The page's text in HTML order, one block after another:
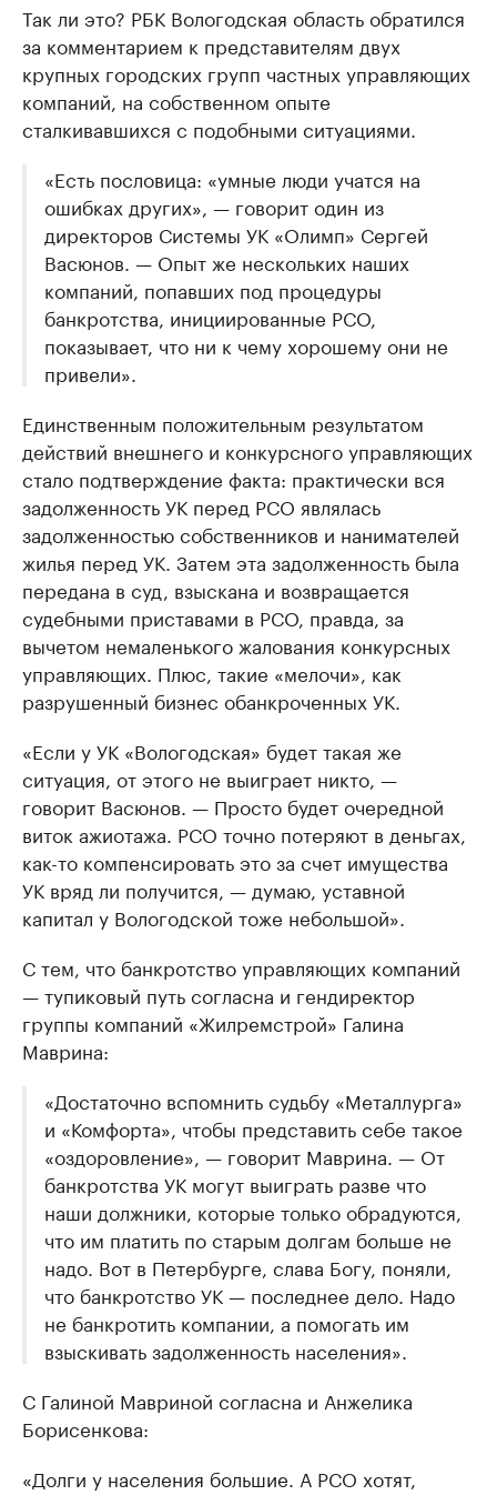
Так ли это? РБК Вологодская область обратился
за комментарием к представителям двух
крупных городских групп частных управляющих
компаний, на собственном опыте
сталкивавшихся с подобными ситуациями.
«Есть пословица: «умные люди учатся на
ошибках других», — говорит один из
директоров Системы УК «Олимп» Сергей
Васюнов. — Опыт же нескольких наших
компаний, попавших под процедуры
банкротства, инициированные РСО,
показывает, что ни к чему хорошему они не
привели».
Единственным положительным результатом
действий внешнего и конкурсного управляющих
стало подтверждение факта: практически вся
задолженность УК перед РСО являлась
задолженностью собственников и нанимателей
жилья перед УК. Затем эта задолженность была
передана в суд, взыскана и возвращается
судебными приставами в РСО, правда, за
вычетом немаленького жалования конкурсных
управляющих. Плюс, такие «мелочи», как
разрушенный бизнес обанкроченных УК.
«Если у УК «Вологодская» будет такая же
ситуация, от этого не выиграет никто, —
говорит Васюнов. — Просто будет очередной
виток ажиотажа. РСО точно потеряют в деньгах,
как-то компенсировать это за счет имущества
УК вряд ли получится, — думаю, уставной
капитал у Вологодской тоже небольшой».
С тем, что банкротство управляющих компаний
— тупиковый путь согласна и гендиректор
группы компаний «Жилремстрой» Галина
Маврина:
«Достаточно вспомнить судьбу «Металлурга»
и «Комфорта», чтобы представить себе такое
«оздоровление», — говорит Маврина. — От
банкротства УК могут выиграть разве что
наши должники, которые только обрадуются,
что им платить по старым долгам больше не
надо. Вот в Петербурге, слава Богу, поняли,
что банкротство УК — последнее дело. Надо
не банкротить компании, а помогать им
взыскивать задолженность населения».
С Галиной Мавриной согласна и Анжелика
Борисенкова:
«Долги у населения большие. А РСО хотят,